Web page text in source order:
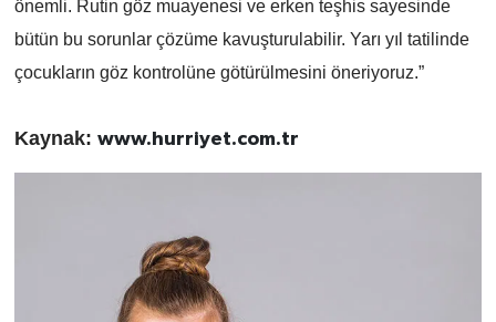
önemli. Rutin göz muayenesi ve erken teşhis sayesinde
bütün bu sorunlar çözüme kavuşturulabilir. Yarı yıl tatilinde
çocukların göz kontrolüne götürülmesini öneriyoruz.”
Kaynak: www.hurriyet.com.tr